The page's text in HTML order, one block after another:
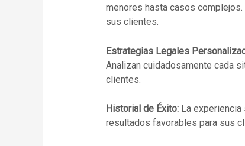
menores hasta casos
sus clientes.
Estrategias Legales
Analizan cuidadosamente cada
clientes.
Historial de Éxito:La experiencia
resultados favorables para sus